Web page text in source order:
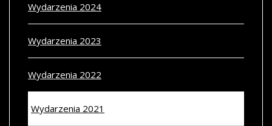
Wydarzenia 2024
Wydarzenia 2023
Wydarzenia 2022
Wydarzenia 2021